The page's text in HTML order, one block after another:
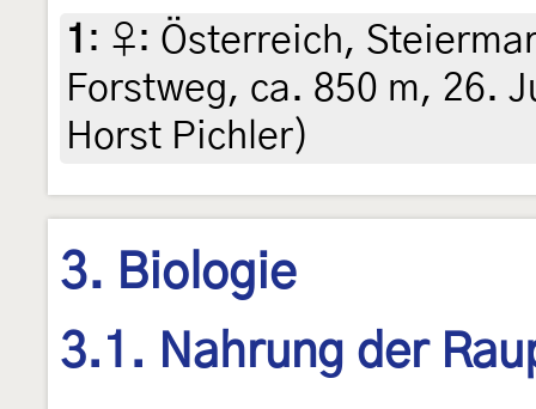
1 : ♀: Österreich,
Forstweg, ca. 850 m, 26.
Horst Pichler)
3. Biologie
3.1. Nahrung der